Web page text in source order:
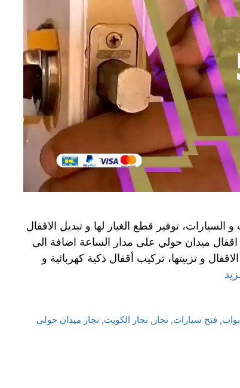
توفير قطع الغيار لها و تبديل الاقفال
اقفال ميدان حولي على مدار الساعة اضافة الى
و تزييتها، تركيب أقفال ذكية كهربائية و
, فتح سيارات, نجار , نجار الكويت, نجار ميدان حولي